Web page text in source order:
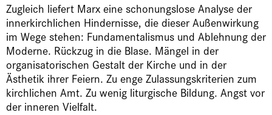
Zugleich liefert Marx eine schonungslose Analyse der
innerkirchlichen Hindernisse, die dieser Außenwirkung
im Wege stehen: Fundamentalismus und Ablehnung der
Moderne. Rückzug in die Blase. Mängel in der
organisatorischen Gestalt der Kirche und in der
Ästhetik ihrer Feiern. Zu enge Zulassungskriterien zum
kirchlichen Amt. Zu wenig liturgische Bildung. Angst vor
der inneren Vielfalt.